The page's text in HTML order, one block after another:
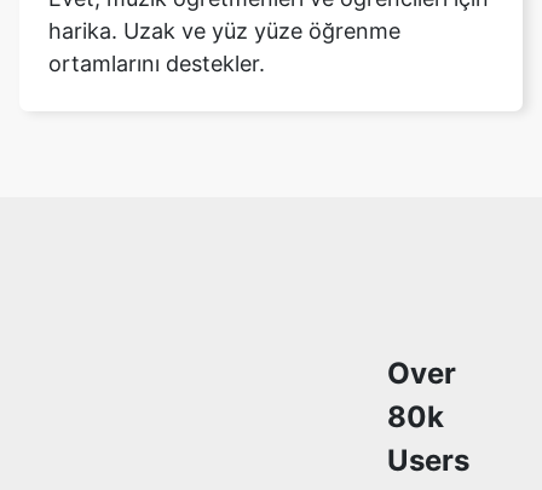
harika. Uzak ve yüz yüze öğrenme
ortamlarını destekler.
Over
80k
Users